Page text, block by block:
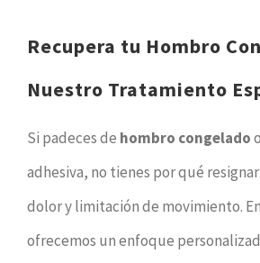
Recupera tu Hombro
Nuestro Tratamiento
Si padeces de hombro congelado
adhesiva, no tienes por qué
dolor y limitación de movimiento.
ofrecemos un enfoque